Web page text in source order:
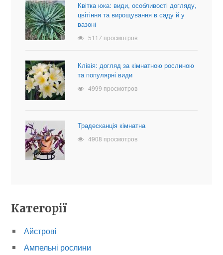
Квітка юка: види, особливості догляду,
цвітіння та вирощування в саду й у
вазоні
5117 просмотров
Клівія: догляд за кімнатною рослиною
та популярні види
4999 просмотров
Традесканція кімнатна
4908 просмотров
Категорії
Айстрові
Ампельні рослини